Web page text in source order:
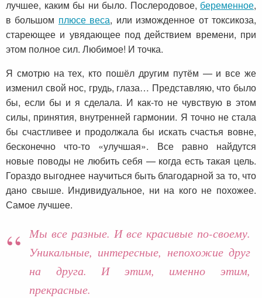
лучшее, каким бы ни было. Послеродовое, беременное,
в большом плюсе веса, или изможденное от токсикоза,
стареющее и увядающее под действием времени, при
этом полное сил. Любимое! И точка.
Я смотрю на тех, кто пошёл другим путём — и все же
изменил свой нос, грудь, глаза… Представляю, что было
бы, если бы и я сделала. И как-то не чувствую в этом
силы, принятия, внутренней гармонии. Я точно не стала
бы счастливее и продолжала бы искать счастья вовне,
бесконечно что-то «улучшая». Все равно найдутся
новые поводы не любить себя — когда есть такая цель.
Гораздо выгоднее научиться быть благодарной за то, что
дано свыше. Индивидуальное, ни на кого не похожее.
Самое лучшее.
Мы все разные. И все красивые по-своему.
Уникальные, интересные, непохожие друг
на друга. И этим, именно этим,
прекрасные.